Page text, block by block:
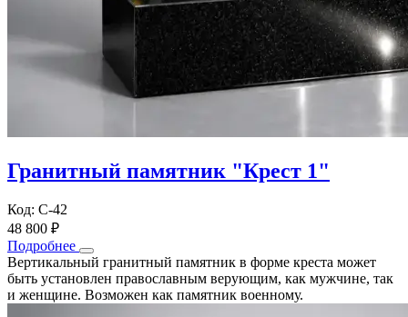
Гранитный памятник "Крест 1"
Код: С-42
48 800 ₽
Подробнее
Вертикальный гранитный памятник в форме креста может
быть установлен православным верующим, как мужчине, так
и женщине. Возможен как памятник военному.